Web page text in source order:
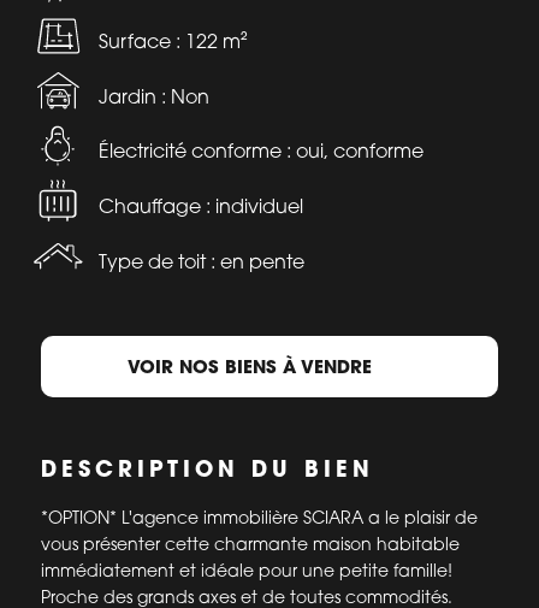
Surface : 122 m²
Jardin : Non
Électricité conforme : oui, conforme
Chauffage : individuel
Type de toit : en pente
VOIR NOS BIENS À VENDRE
DESCRIPTION DU BIEN
*OPTION* L'agence immobilière SCIARA a le plaisir de
vous présenter cette charmante maison habitable
immédiatement et idéale pour une petite famille!
Proche des grands axes et de toutes commodités.